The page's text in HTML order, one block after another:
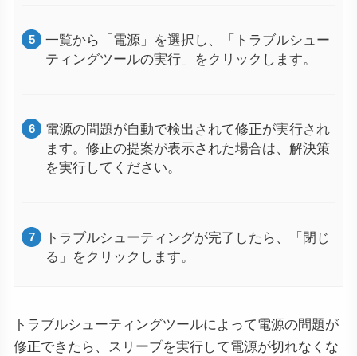
一覧から「電源」を選択し、「トラブルシュー
ティングツールの実行」をクリックします。
電源の問題が自動で検出されて修正が実行され
ます。修正の提案が表示された場合は、解決策
を実行してください。
トラブルシューティングが完了したら、「閉じ
る」をクリックします。
トラブルシューティングツールによって電源の問題が
修正できたら、スリープを実行して電源が切れなくな